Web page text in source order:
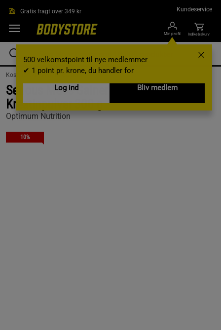
Gratis fragt over 349 kr Kundeservice
Min profil
500 velkomstpoint til nye medlemmer
✔ 1 point pr. krone, du handler for
Log ind
Bliv medlem
Indkøbskurv
Kosttilskud / Weight Gainers
Serious Mass Gainer 2727 g +
Kreatinpulver 300 g
Optimum Nutrition
10%